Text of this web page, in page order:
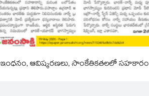
ఇంధనం, ఆవిష్కరణలు, సాంకేతికతలలో సహకారం